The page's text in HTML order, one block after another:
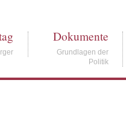
Dokumente
Grundlagen der
Politik